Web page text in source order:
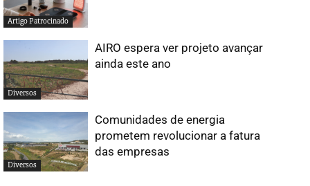
Artigo Patrocinado
Diversos
AIRO espera ver projeto avançar
ainda este ano
Diversos
Comunidades de energia
prometem revolucionar a fatura
das empresas